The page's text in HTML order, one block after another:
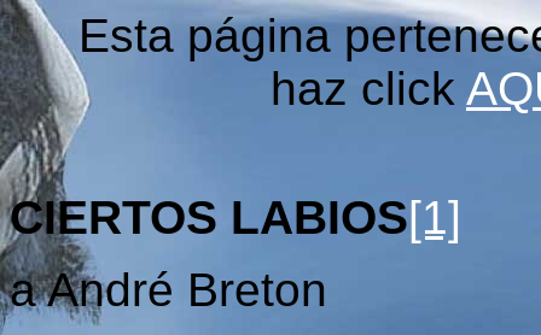
Esta página
haz click
CIERTOS LABIOS[1]
a André Breton